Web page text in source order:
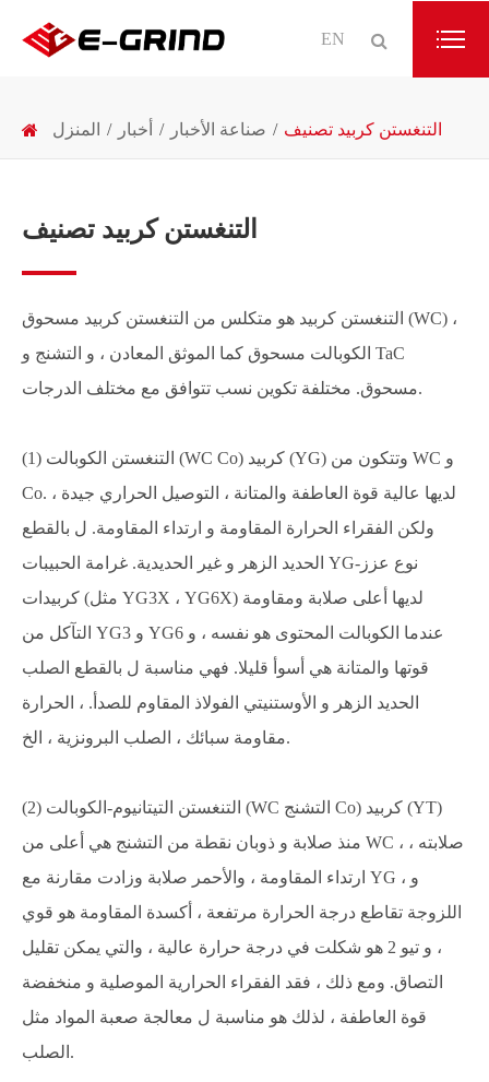
EN
المنزل أخبار صناعة الأخبار التنغستن كربيد تصنيف
التنغستن كربيد تصنيف
التنغستن كربيد هو متكلس من التنغستن كربيد مسحوق (WC) ،
الكوبالت مسحوق كما الموثق المعادن ، و التشنج و TaC
مسحوق. مختلفة تكوين نسب تتوافق مع مختلف الدرجات.
(1) التنغستن الكوبالت (WC Co) كربيد (YG) وتتكون من WC و
Co. لديها عالية قوة العاطفة والمتانة ، التوصيل الحراري جيدة ،
ولكن الفقراء الحرارة المقاومة و ارتداء المقاومة. ل بالقطع
الحديد الزهر و غير الحديدية. غرامة الحبيبات YG-نوع عزز
كربيدات (مثل YG3X ، YG6X) لديها أعلى صلابة ومقاومة
التآكل من YG3 و YG6 عندما الكوبالت المحتوى هو نفسه ، و
قوتها والمتانة هي أسوأ قليلا. فهي مناسبة ل بالقطع الصلب
الحديد الزهر و الأوستنيتي الفولاذ المقاوم للصدأ. ، الحرارة
مقاومة سبائك ، الصلب البرونزية ، الخ.
(2) التنغستن التيتانيوم-الكوبالت (WC التشنج Co) كربيد (YT)
منذ صلابة و ذوبان نقطة من التشنج هي أعلى من WC ، صلابته ،
ارتداء المقاومة ، والأحمر صلابة وزادت مقارنة مع YG ، و
اللزوجة تقاطع درجة الحرارة مرتفعة ، أكسدة المقاومة هو قوي
، و تيو 2 هو شكلت في درجة حرارة عالية ، والتي يمكن تقليل
التصاق. ومع ذلك ، فقد الفقراء الحرارية الموصلية و منخفضة
قوة العاطفة ، لذلك هو مناسبة ل معالجة صعبة المواد مثل
الصلب.